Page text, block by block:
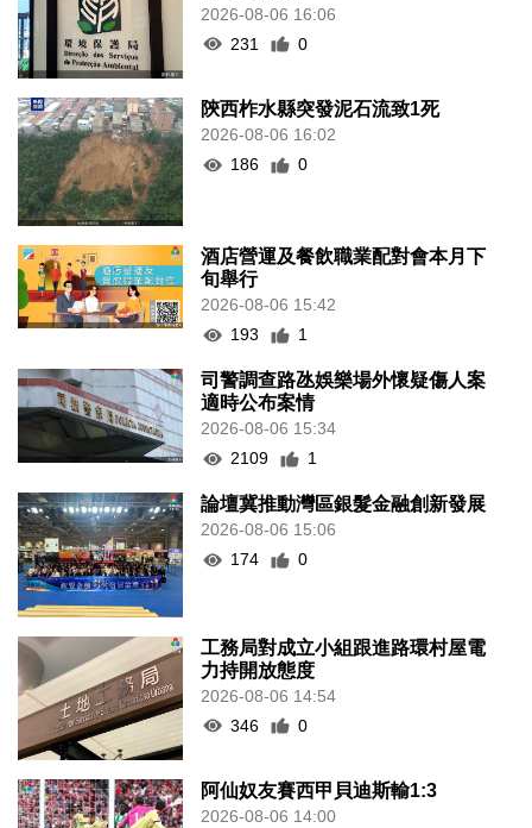
2026-08-06 16:06
231
0
陝西柞水縣突發泥石流致1死
2026-08-06 16:02
186
0
酒店營運及餐飲職業配對會本月下
旬舉行
2026-08-06 15:42
193
1
司警調查路氹娛樂場外懷疑傷人案
適時公布案情
2026-08-06 15:34
2109
1
論壇冀推動灣區銀髮金融創新發展
2026-08-06 15:06
174
0
工務局對成立小組跟進路環村屋電
力持開放態度
2026-08-06 14:54
346
0
阿仙奴友賽西甲貝迪斯輸1:3
2026-08-06 14:00